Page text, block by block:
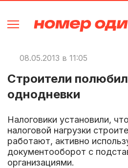
08.05.2013 в 11:05
Строители
однодневки
Налоговики установили,
налоговой нагрузки
работают, активно
документооборот с
организациями.